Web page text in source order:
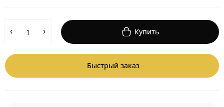
Купить
Быстрый заказ